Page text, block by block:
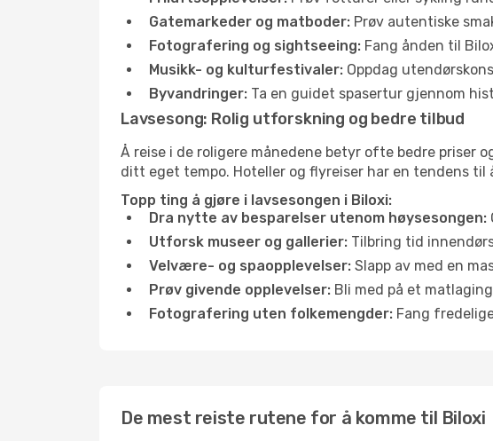
Gatemarkeder og matboder: Prøv autentiske
Fotografering og sightseeing: Fang ånden til
Musikk- og kulturfestivaler: Oppdag
Byvandringer: Ta en guidet spasertur gjennom
Lavsesong: Rolig utforskning og bedre tilbud
Å reise i de roligere månedene betyr ofte bedre priser
ditt eget tempo. Hoteller og flyreiser har en tendens
Topp ting å gjøre i lavsesongen i Biloxi:
Dra nytte av besparelser utenom høysesongen:
Utforsk museer og gallerier: Tilbring tid
Velvære- og spaopplevelser: Slapp av med en
Prøv givende opplevelser: Bli med på et
Fotografering uten folkemengder: Fang
De mest reiste rutene for å komme til Biloxi